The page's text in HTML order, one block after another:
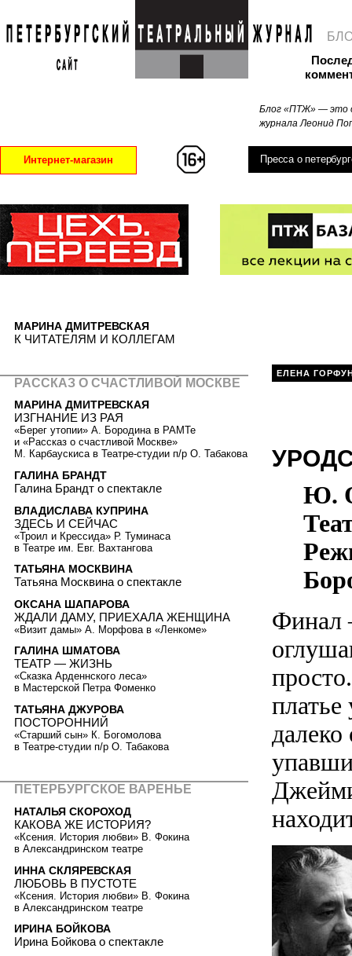
Блог «ПТЖ» — это
журнала Леонид
Интернет-магазин Пресса о
ЕЛЕНА
Ю.
Финал
МАРИНА ДМИТРЕВСКАЯ
К ЧИТАТЕЛЯМ И КОЛЛЕГАМ
РАССКАЗ О СЧАСТЛИВОЙ МОСКВЕ
МАРИНА ДМИТРЕВСКАЯ
ИЗГНАНИЕ ИЗ РАЯ
«Берег утопии» А. Бородина в РАМТе
и «Рассказ о счастливой Москве»
М. Карбаускиса в Театре-студии п/р О. Табакова
ГАЛИНА БРАНДТ
Галина Брандт о спектакле
ВЛАДИСЛАВА КУПРИНА
ЗДЕСЬ И СЕЙЧАС
«Троил и Крессида» Р. Туминаса
в Театре им. Евг. Вахтангова
ТАТЬЯНА МОСКВИНА
Татьяна Москвина о спектакле
ОКСАНА ШАПАРОВА
ЖДАЛИ ДАМУ, ПРИЕХАЛА ЖЕНЩИНА
«Визит дамы» А. Морфова в «Ленкоме»
ГАЛИНА ШМАТОВА
ТЕАТР — ЖИЗНЬ
«Сказка Арденнского леса»
в Мастерской Петра Фоменко
ТАТЬЯНА ДЖУРОВА
ПОСТОРОННИЙ
«Старший сын» К. Богомолова
в Театре-студии п/р О. Табакова
ПЕТЕРБУРГСКОЕ ВАРЕНЬЕ
НАТАЛЬЯ СКОРОХОД
КАКОВА ЖЕ ИСТОРИЯ?
«Ксения. История любви» В. Фокина
в Александринском театре
ИННА СКЛЯРЕВСКАЯ
ЛЮБОВЬ В ПУСТОТЕ
«Ксения. История любви» В. Фокина
в Александринском театре
ИРИНА БОЙКОВА
Ирина Бойкова о спектакле